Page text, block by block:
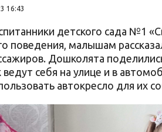
16:43
детского сада №1
поведения, малышам
Дошколята
ведут себя на улице и в
автокресло для их